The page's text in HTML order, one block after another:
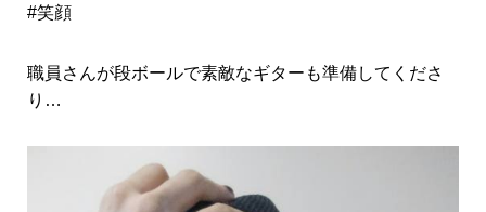
#笑顔
職員さんが段ボールで素敵なギターも準備してくださ
り…